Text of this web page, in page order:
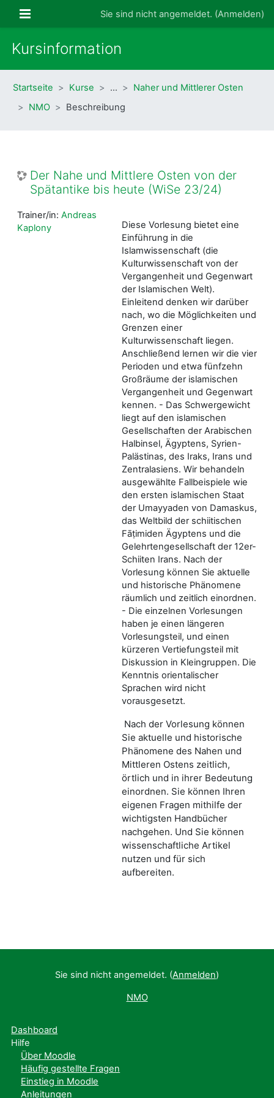
Website-ÜbersichtSie sind nicht angemeldet. (Anmelden)
Kursinformation
Startseite Kurse …
Naher und Mittlerer Osten
NMO
Beschreibung
Der Nahe und Mittlere Osten von der
Spätantike bis heute (WiSe 23/24)
Diese Vorlesung bietet eine
Einführung in die
Islamwissenschaft (die
Kulturwissenschaft von der
Vergangenheit und Gegenwart
der Islamischen Welt).
Einleitend denken wir darüber
nach, wo die Möglichkeiten und
Grenzen einer
Kulturwissenschaft liegen.
Anschließend lernen wir die vier
Perioden und etwa fünfzehn
Großräume der islamischen
Vergangenheit und Gegenwart
kennen. - Das Schwergewicht
liegt auf den islamischen
Gesellschaften der Arabischen
Halbinsel, Ägyptens, Syrien-
Palästinas, des Iraks, Irans und
Zentralasiens. Wir behandeln
ausgewählte Fallbeispiele wie
den ersten islamischen Staat
der Umayyaden von Damaskus,
das Weltbild der schiitischen
Fāṭimiden Ägyptens und die
Gelehrtengesellschaft der 12er-
Schiiten Irans. Nach der
Vorlesung können Sie aktuelle
und historische Phänomene
räumlich und zeitlich einordnen.
- Die einzelnen Vorlesungen
haben je einen längeren
Vorlesungsteil, und einen
kürzeren Vertiefungsteil mit
Diskussion in Kleingruppen. Die
Kenntnis orientalischer
Sprachen wird nicht
vorausgesetzt.
Nach der Vorlesung können
Sie aktuelle und historische
Phänomene des Nahen und
Mittleren Ostens zeitlich,
örtlich und in ihrer Bedeutung
einordnen. Sie können Ihren
eigenen Fragen mithilfe der
wichtigsten Handbücher
nachgehen. Und Sie können
wissenschaftliche Artikel
nutzen und für sich
aufbereiten.
Trainer/in: Andreas
Kaplony
Sie sind nicht angemeldet. (Anmelden)
NMO
Dashboard
Hilfe
Über Moodle
Häufig gestellte Fragen
Einstieg in Moodle
Anleitungen